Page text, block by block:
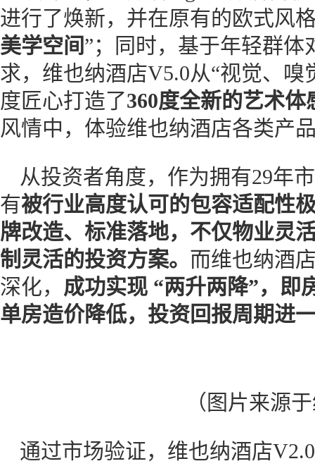
进行了焕新，并在原有的欧式风
美学空间”；同时，基于年轻群
求，维也纳酒店V5.0从“视觉、
度匠心打造了360度全新的艺术体
风情中，体验维也纳酒店各类产
从投资者角度，作为拥有29年
有被行业高度认可的包容适配
牌改造、标准落地，不仅物业灵
制灵活的投资方案。 而维也纳酒
深化， 成功实现 “两升两降”，即
单房造价降低，投资回报周期进
（图片来源
通过市场验证，维也纳酒店